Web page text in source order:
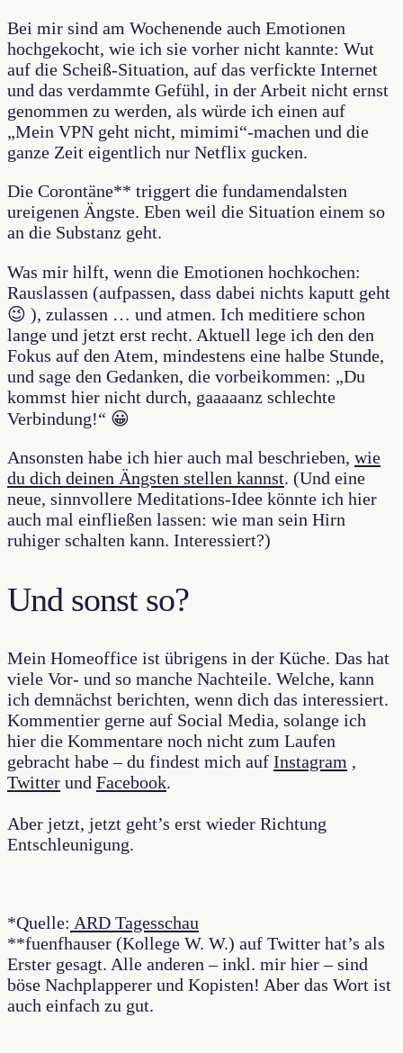
Bei mir sind am Wochenende auch Emotionen
hochgekocht, wie ich sie vorher nicht kannte: Wut
auf die Scheiß-Situation, auf das verfickte Internet
und das verdammte Gefühl, in der Arbeit nicht ernst
genommen zu werden, als würde ich einen auf
„Mein VPN geht nicht, mimimi“-machen und die
ganze Zeit eigentlich nur Netflix gucken.
Die Corontäne** triggert die fundamendalsten
ureigenen Ängste. Eben weil die Situation einem so
an die Substanz geht.
Was mir hilft, wenn die Emotionen hochkochen:
Rauslassen (aufpassen, dass dabei nichts kaputt geht
😉 ), zulassen … und atmen. Ich meditiere schon
lange und jetzt erst recht. Aktuell lege ich den den
Fokus auf den Atem, mindestens eine halbe Stunde,
und sage den Gedanken, die vorbeikommen: „Du
kommst hier nicht durch, gaaaaanz schlechte
Verbindung!“ 😀
Ansonsten habe ich hier auch mal beschrieben, wie
du dich deinen Ängsten stellen kannst. (Und eine
neue, sinnvollere Meditations-Idee könnte ich hier
auch mal einfließen lassen: wie man sein Hirn
ruhiger schalten kann. Interessiert?)
Und sonst so?
Mein Homeoffice ist übrigens in der Küche. Das hat
viele Vor- und so manche Nachteile. Welche, kann
ich demnächst berichten, wenn dich das interessiert.
Kommentier gerne auf Social Media, solange ich
hier die Kommentare noch nicht zum Laufen
gebracht habe – du findest mich auf Instagram ,
Twitter und Facebook.
Aber jetzt, jetzt geht’s erst wieder Richtung
Entschleunigung.
*Quelle: ARD Tagesschau
**fuenfhauser (Kollege W. W.) auf Twitter hat’s als
Erster gesagt. Alle anderen – inkl. mir hier – sind
böse Nachplapperer und Kopisten! Aber das Wort ist
auch einfach zu gut.